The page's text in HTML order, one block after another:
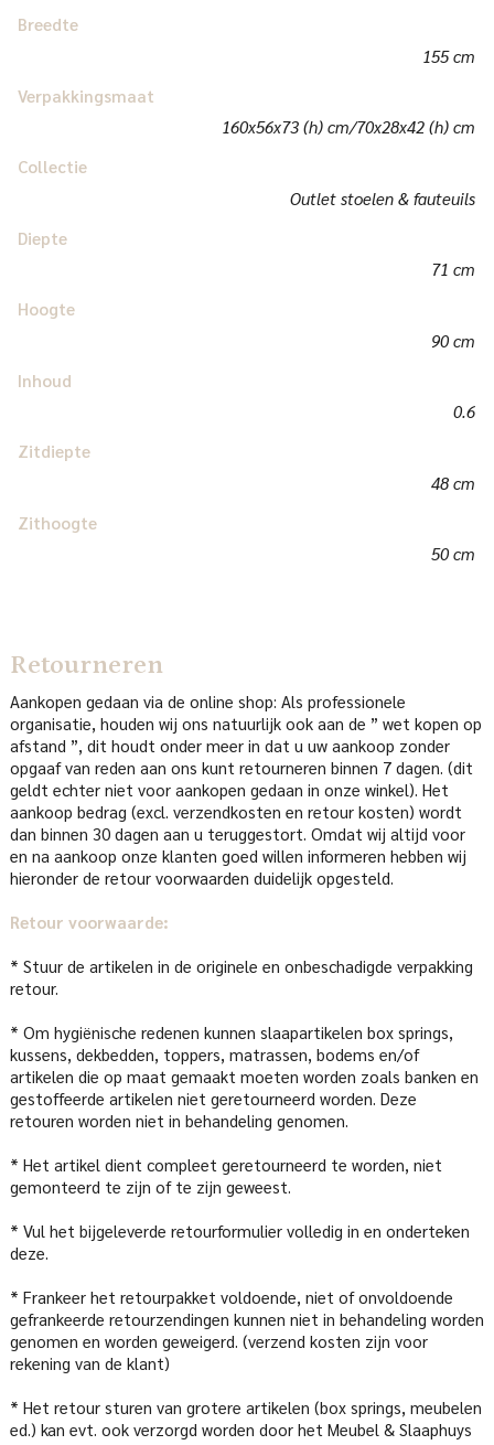
Breedte
155 cm
Verpakkingsmaat
160x56x73 (h) cm/70x28x42 (h) cm
Collectie
Outlet stoelen & fauteuils
Diepte
71 cm
Hoogte
90 cm
Inhoud
0.6
Zitdiepte
48 cm
Zithoogte
50 cm
Retourneren
Aankopen gedaan via de online shop: Als professionele
organisatie, houden wij ons natuurlijk ook aan de ” wet kopen op
afstand ”, dit houdt onder meer in dat u uw aankoop zonder
opgaaf van reden aan ons kunt retourneren binnen 7 dagen. (dit
geldt echter niet voor aankopen gedaan in onze winkel). Het
aankoop bedrag (excl. verzendkosten en retour kosten) wordt
dan binnen 30 dagen aan u teruggestort. Omdat wij altijd voor
en na aankoop onze klanten goed willen informeren hebben wij
hieronder de retour voorwaarden duidelijk opgesteld.
Retour voorwaarde:
* Stuur de artikelen in de originele en onbeschadigde verpakking
retour.
* Om hygiënische redenen kunnen slaapartikelen box springs,
kussens, dekbedden, toppers, matrassen, bodems en/of
artikelen die op maat gemaakt moeten worden zoals banken en
gestoffeerde artikelen niet geretourneerd worden. Deze
retouren worden niet in behandeling genomen.
* Het artikel dient compleet geretourneerd te worden, niet
gemonteerd te zijn of te zijn geweest.
* Vul het bijgeleverde retourformulier volledig in en onderteken
deze.
* Frankeer het retourpakket voldoende, niet of onvoldoende
gefrankeerde retourzendingen kunnen niet in behandeling worden
genomen en worden geweigerd. (verzend kosten zijn voor
rekening van de klant)
* Het retour sturen van grotere artikelen (box springs, meubelen
ed.) kan evt. ook verzorgd worden door het Meubel & Slaaphuys